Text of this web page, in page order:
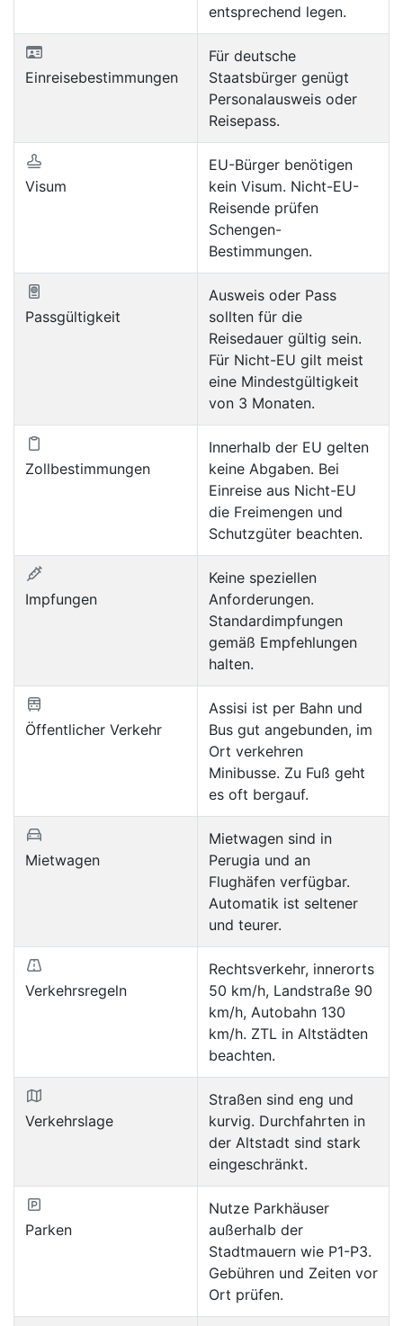
entsprechend legen.
Einreisebestimmungen
Für deutsche
Staatsbürger genügt
Personalausweis oder
Reisepass.
Visum
EU-Bürger benötigen
kein Visum. Nicht-EU-
Reisende prüfen
Schengen-
Bestimmungen.
Passgültigkeit
Ausweis oder Pass
sollten für die
Reisedauer gültig sein.
Für Nicht-EU gilt meist
eine Mindestgültigkeit
von 3 Monaten.
Zollbestimmungen
Innerhalb der EU gelten
keine Abgaben. Bei
Einreise aus Nicht-EU
die Freimengen und
Schutzgüter beachten.
Impfungen
Keine speziellen
Anforderungen.
Standardimpfungen
gemäß Empfehlungen
halten.
Öffentlicher Verkehr
Assisi ist per Bahn und
Bus gut angebunden, im
Ort verkehren
Minibusse. Zu Fuß geht
es oft bergauf.
Mietwagen
Mietwagen sind in
Perugia und an
Flughäfen verfügbar.
Automatik ist seltener
und teurer.
Verkehrsregeln
Rechtsverkehr, innerorts
50 km/h, Landstraße 90
km/h, Autobahn 130
km/h. ZTL in Altstädten
beachten.
Verkehrslage
Straßen sind eng und
kurvig. Durchfahrten in
der Altstadt sind stark
eingeschränkt.
Parken
Nutze Parkhäuser
außerhalb der
Stadtmauern wie P1-P3.
Gebühren und Zeiten vor
Ort prüfen.